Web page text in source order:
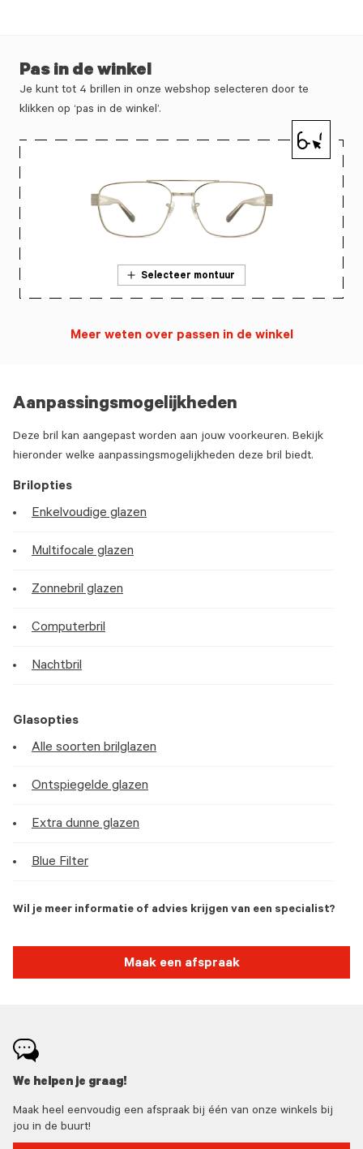
Aanpassingsmogelijkheden
Deze bril kan aangepast worden aan jouw voorkeuren. Bekijk
hieronder welke aanpassingsmogelijkheden deze bril biedt.
Brilopties
Enkelvoudige glazen
Multifocale glazen
Zonnebril glazen
Computerbril
Nachtbril
Glasopties
Alle soorten brilglazen
Ontspiegelde glazen
Extra dunne glazen
Blue Filter
Wil je meer informatie of advies krijgen van een specialist?
Maak een afspraak
Pas in de winkel
Je kunt tot 4 brillen in onze webshop selecteren door te
klikken op ‘pas in de winkel’.
Selecteer montuur
Meer weten over passen in de winkel
We helpen je graag!
Maak heel eenvoudig een afspraak bij één van onze winkels bij
jou in de buurt!